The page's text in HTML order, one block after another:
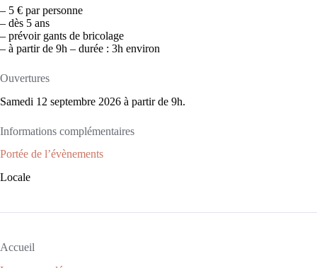
– 5 € par personne
– dès 5 ans
– prévoir gants de bricolage
– à partir de 9h – durée : 3h environ
Ouvertures
Samedi 12 septembre 2026 à partir de 9h.
Informations complémentaires
Portée de l’évènements
Locale
Accueil